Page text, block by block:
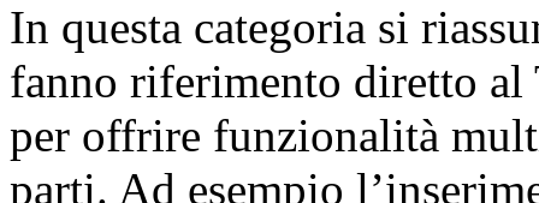
In questa categoria si
fanno riferimento diretto
per offrire funzionalità
parti. Ad esempio